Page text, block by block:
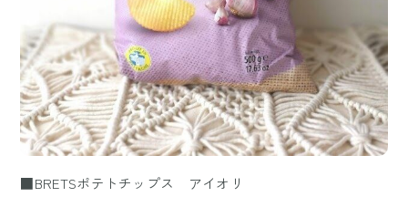
■BRETSポテトチップス アイオリ